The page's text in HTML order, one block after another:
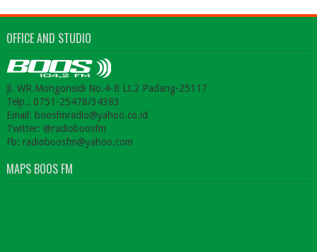
OFFICE AND STUDIO
Jl. WR.Mongonsidi No.4-B Lt.2 Padang-25117
Telp.: 0751-25478/34383
Email: boosfmradio@yahoo.co.id
Twitter: @radioboosfm
Fb: radioboosfm@yahoo.com
MAPS BOOS FM